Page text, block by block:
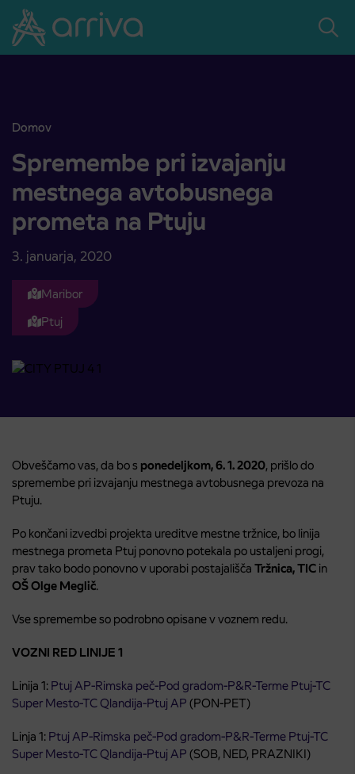
Skoči na vsebino
Domov
Spremembe pri izvajanju mestnega avtobusnega prometa na
Spremembe pri izvajanju
mestnega avtobusnega
prometa na Ptuju
3. januarja, 2020
Maribor
Ptuj
Obveščamo vas, da bo s ponedeljkom, 6. 1. 2020, prišlo do
spremembe pri izvajanju mestnega avtobusnega prevoza na
Ptuju.
Po končani izvedbi projekta ureditve mestne tržnice, bo linija
mestnega prometa Ptuj ponovno potekala po ustaljeni progi,
prav tako bodo ponovno v uporabi postajališča Tržnica, TIC in
OŠ Olge Meglič.
Vse spremembe so podrobno opisane v voznem redu.
VOZNI RED LINIJE 1
Linija 1: Ptuj AP-Rimska peč-Pod gradom-P&R-Terme Ptuj-TC
Super Mesto-TC Qlandija-Ptuj AP (PON-PET)
Linja 1: Ptuj AP-Rimska peč-Pod gradom-P&R-Terme Ptuj-TC
Super Mesto-TC Qlandija-Ptuj AP (SOB, NED, PRAZNIKI)